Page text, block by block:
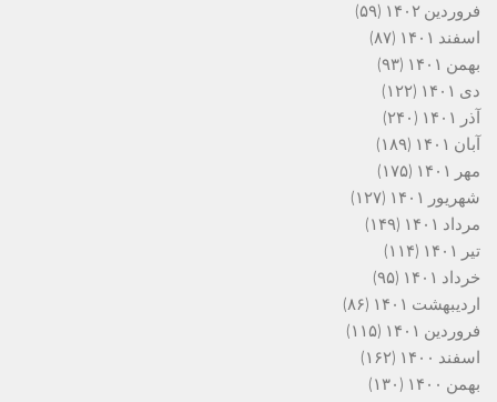
فروردین ۱۴۰۲
(۵۹)
اسفند ۱۴۰۱
(۸۷)
بهمن ۱۴۰۱
(۹۳)
دی ۱۴۰۱
(۱۲۲)
آذر ۱۴۰۱
(۲۴۰)
آبان ۱۴۰۱
(۱۸۹)
مهر ۱۴۰۱
(۱۷۵)
شهریور ۱۴۰۱
(۱۲۷)
مرداد ۱۴۰۱
(۱۴۹)
تیر ۱۴۰۱
(۱۱۴)
خرداد ۱۴۰۱
(۹۵)
اردیبهشت ۱۴۰۱
(۸۶)
فروردین ۱۴۰۱
(۱۱۵)
اسفند ۱۴۰۰
(۱۶۲)
بهمن ۱۴۰۰
(۱۳۰)